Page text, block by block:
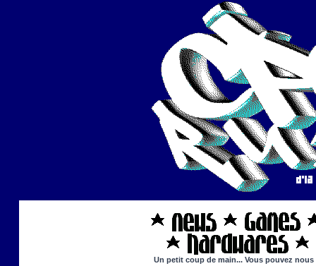
Un petit coup de main... Vous pouvez